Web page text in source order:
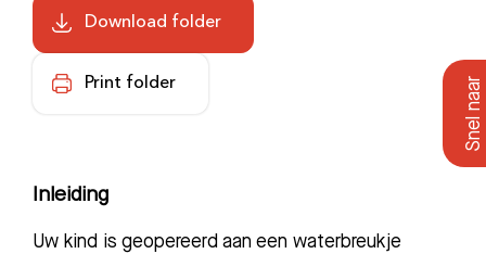
Download folder
Print folder
Inleiding
Uw kind is geopereerd aan een waterbreukje